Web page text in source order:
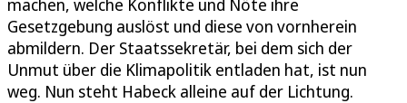
Gesetzgebung auslöst und diese von vornherein
abmildern. Der Staatssekretär, bei dem sich der
Unmut über die Klimapolitik entladen hat, ist nun
weg. Nun steht Habeck alleine auf der Lichtung.